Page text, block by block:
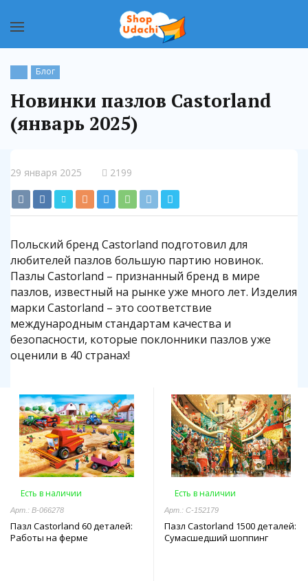
Блог
Новинки пазлов Castorland
(январь 2025)
29 января 2025 2199
Польский бренд Castorland подготовил для
любителей пазлов большую партию новинок.
Пазлы Castorland – признанный бренд в мире
пазлов, известный на рынке уже много лет. Изделия
марки Castorland – это соответствие
международным стандартам качества и
безопасности, которые поклонники пазлов уже
оценили в 40 странах!
Есть в наличии
Арт.: В-066278
Пазл Castorland 60 деталей:
Работы на ферме
Есть в наличии
Арт.: C-152179
Пазл Castorland 1500 деталей:
Сумасшедший шоппинг